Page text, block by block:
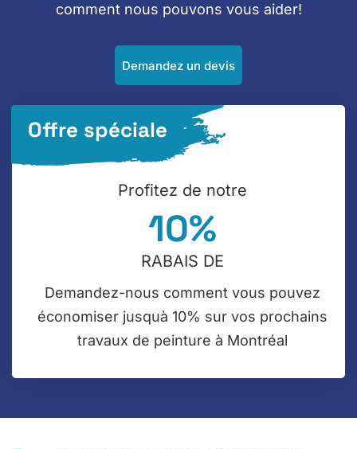
comment nous pouvons vous aider!
Demandez un devis
Offre spéciale
Profitez de notre
10%
RABAIS DE
Demandez-nous comment vous pouvez
économiser jusquà 10% sur vos prochains
travaux de peinture à Montréal